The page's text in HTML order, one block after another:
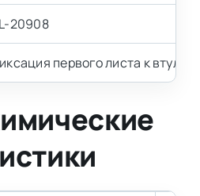
20908
первого листа к втулке